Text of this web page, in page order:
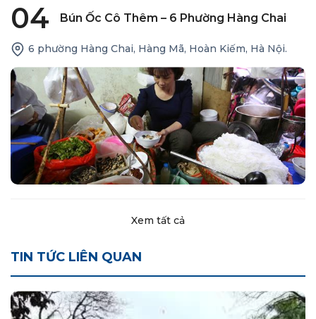
04 Bún Ốc Cô Thêm – 6 Phường Hàng Chai
6 phường Hàng Chai, Hàng Mã, Hoàn Kiếm, Hà Nội.
Xem tất cả
TIN TỨC LIÊN QUAN